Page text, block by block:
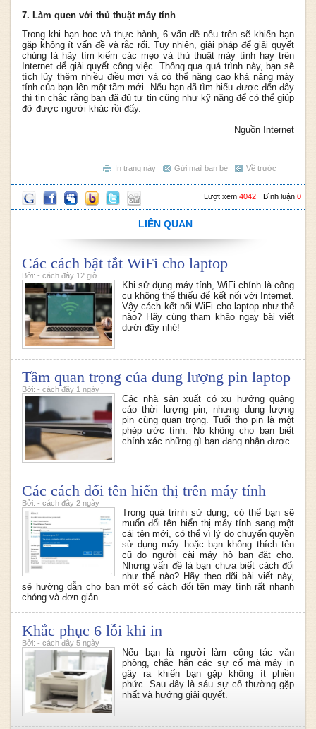
7. Làm quen với thủ thuật máy tính
Trong khi bạn học và thực hành, 6 vấn đề nêu trên sẽ khiến bạn
gặp không ít vấn đề và rắc rối. Tuy nhiên, giải pháp để giải quyết
chúng là hãy tìm kiếm các mẹo và thủ thuật máy tính hay trên
Internet để giải quyết công việc. Thông qua quá trình này, bạn sẽ
tích lũy thêm nhiều điều mới và có thể nâng cao khả năng máy
tính của bạn lên một tầm mới. Nếu bạn đã tìm hiểu được đến đây
thì tin chắc rằng bạn đã đủ tự tin cũng như kỹ năng để có thể giúp
đỡ được người khác rồi đấy.
Nguồn Internet
Về trước
Gửi mail bạn bè
In trang này
Bình luận 0
Lượt xem 4042
LIÊN QUAN
Các cách bật tắt WiFi cho laptop
Bởi: - cách đây 12 giờ
Khi sử dụng máy tính, WiFi chính là công
cụ không thể thiếu để kết nối với Internet.
Vậy cách kết nối WiFi cho laptop như thế
nào? Hãy cùng tham khảo ngay bài viết
dưới đây nhé!
Tầm quan trọng của dung lượng pin laptop
Bởi: - cách đây 1 ngày
Các nhà sản xuất có xu hướng quảng
cáo thời lượng pin, nhưng dung lượng
pin cũng quan trọng. Tuổi thọ pin là một
phép ước tính. Nó không cho bạn biết
chính xác những gì bạn đang nhận được.
Các cách đổi tên hiển thị trên máy tính
Bởi: - cách đây 2 ngày
Trong quá trình sử dụng, có thể bạn sẽ
muốn đổi tên hiển thị máy tính sang một
cái tên mới, có thể vì lý do chuyển quyền
sử dụng máy hoặc bạn không thích tên
cũ do người cài máy hộ bạn đặt cho.
Nhưng vấn đề là bạn chưa biết cách đổi
như thế nào? Hãy theo dõi bài viết này,
sẽ hướng dẫn cho bạn một số cách đổi tên máy tính rất nhanh
chóng và đơn giản.
Khắc phục 6 lỗi khi in
Bởi: - cách đây 5 ngày
Nếu bạn là người làm công tác văn
phòng, chắc hẳn các sự cố mà máy in
gây ra khiến bạn gặp không ít phiền
phức. Sau đây là sáu sự cố thường gặp
nhất và hướng giải quyết.